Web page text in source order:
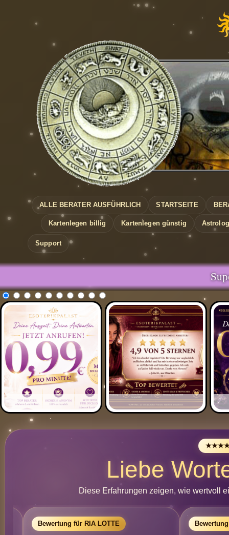
ALLE BERATER AUSFÜHRLICH STARTSEITE
Kartenlegen billig Kartenlegen günstig
Support
Supergünstig * Supergünstig
Liebe
Diese Erfahrungen zeigen, wie wertvoll
Bewertung für RIA LOTTE
Freie Berater: